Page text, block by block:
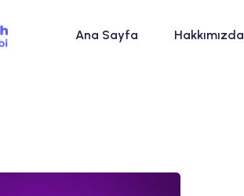
Ana Sayfa Hakkımızda